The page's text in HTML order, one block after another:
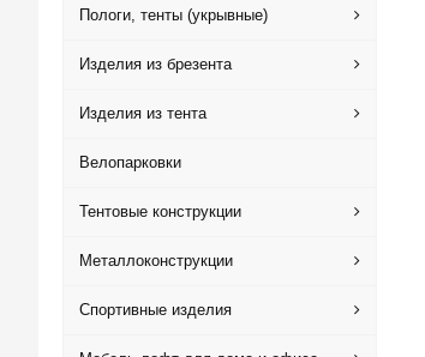
Пологи, тенты (укрывные)
Изделия из брезента
Изделия из тента
Велопарковки
Тентовые конструкции
Металлоконструкции
Спортивные изделия